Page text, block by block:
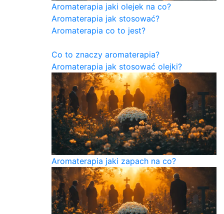
Aromaterapia jaki olejek na co?
Aromaterapia jak stosować?
Aromaterapia co to jest?
Co to znaczy aromaterapia?
Aromaterapia jak stosować olejki?
Aromaterapia jaki zapach na co?